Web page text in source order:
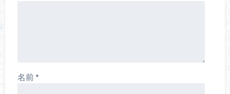
名前*